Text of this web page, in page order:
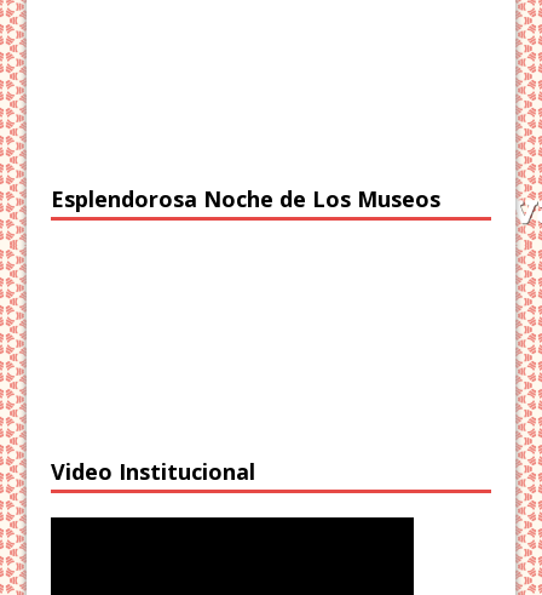
Esplendorosa Noche de Los Museos
Video Institucional